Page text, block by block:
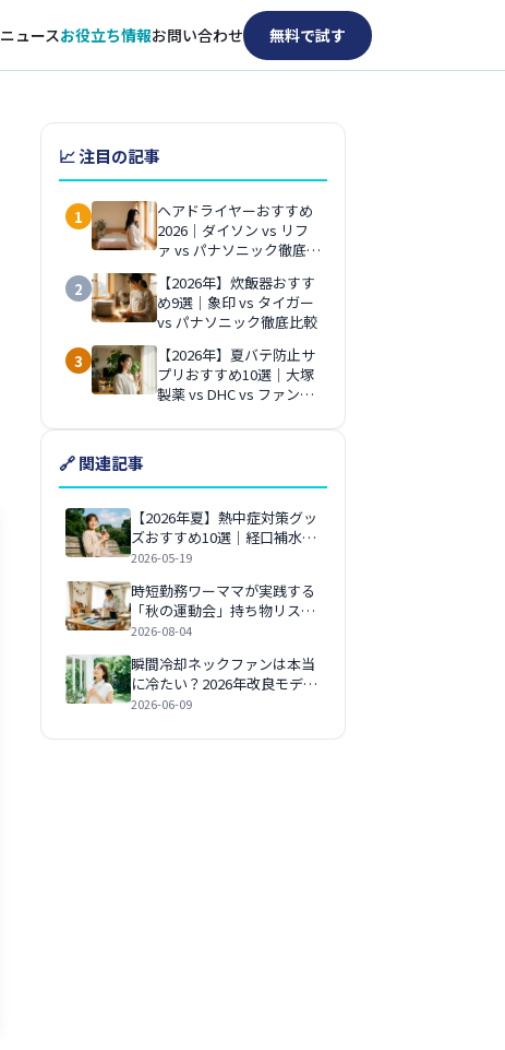
ニュースお役立ち情報お問い合わせ 無料で試す
📈 注目の記事
1
ヘアドライヤーおすすめ
2026｜ダイソン vs リフ
ァ vs パナソニック徹底比
2
【2026年】炊飯器おすす
め9選｜象印 vs タイガー
vs パナソニック徹底比較
3
【2026年】夏バテ防止サ
プリおすすめ10選｜大塚
製薬 vs DHC vs ファンケ
🔗 関連記事
【2026年夏】熱中症対策グッ
ズおすすめ10選｜経口補水
液・塩タブレット・冷却ガジ
2026-05-19
時短勤務ワーママが実践する
「秋の運動会」持ち物リスト
｜暑さ対策と着替え管理で当
【2026年版】
2026-08-04
瞬間冷却ネックファンは本当
に冷たい？2026年改良モデル
をAIが本音で検証
2026-06-09